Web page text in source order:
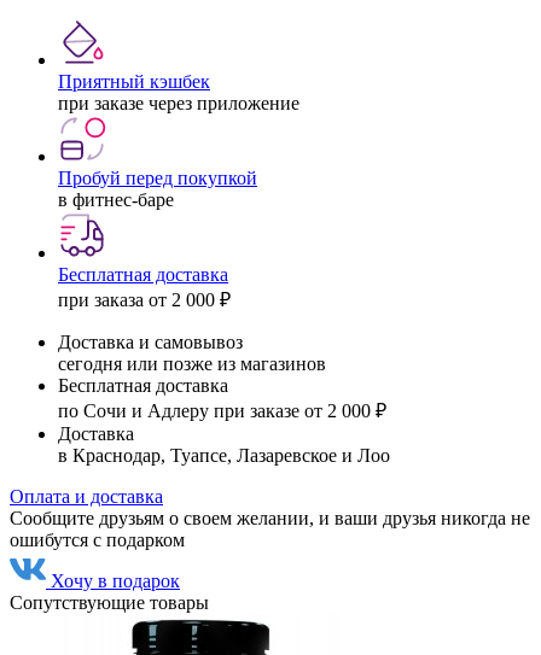
Приятный кэшбек
при заказе через приложение
Пробуй перед покупкой
в фитнес-баре
Бесплатная доставка
при заказа от 2 000 ₽
Доставка и самовывоз
сегодня или позже из магазинов
Бесплатная доставка
по Сочи и Адлеру при заказе от 2 000 ₽
Доставка
в Краснодар, Туапсе, Лазаревское и Лоо
Оплата и доставка
Сообщите друзьям о своем желании, и ваши друзья никогда не
ошибутся с подарком
Хочу в подарок
Сопутствующие товары